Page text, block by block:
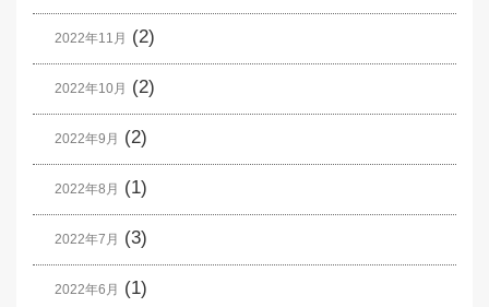
2022年11月 (2)
2022年10月 (2)
2022年9月 (2)
2022年8月 (1)
2022年7月 (3)
2022年6月 (1)